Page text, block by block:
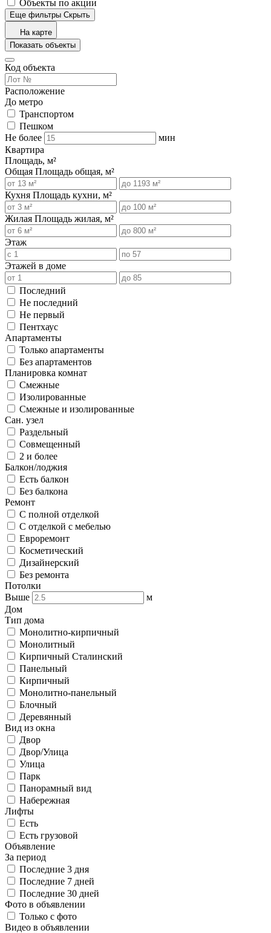
Объекты по акции
Еще фильтры Скрыть
На карте
Показать объекты
Код объекта
Расположение
До метро
Транспортом
Пешком
Не более
мин
Квартира
Площадь, м²
Общая Площадь общая, м²
Кухня Площадь кухни, м²
Жилая Площадь жилая, м²
Этаж
Этажей в доме
Последний
Не последний
Не первый
Пентхаус
Апартаменты
Только апартаменты
Без апартаментов
Планировка комнат
Смежные
Изолированные
Смежные и изолированные
Сан. узел
Раздельный
Совмещенный
2 и более
Балкон/лоджия
Есть балкон
Без балкона
Ремонт
С полной отделкой
С отделкой с мебелью
Евроремонт
Косметический
Дизайнерский
Без ремонта
Потолки
Выше
м
Дом
Тип дома
Монолитно-кирпичный
Монолитный
Кирпичный Сталинский
Панельный
Кирпичный
Монолитно-панельный
Блочный
Деревянный
Вид из окна
Двор
Двор/Улица
Улица
Парк
Панорамный вид
Набережная
Лифты
Есть
Есть грузовой
Объявление
За период
Последние 3 дня
Последние 7 дней
Последние 30 дней
Фото в объявлении
Только с фото
Видео в объявлении